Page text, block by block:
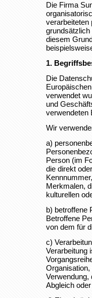
Die Firma
verarbeiteten
diesem
1.
Die
verwendet
und
verwendeten
Wir
a)
Person (im
die direkt
Merkmalen,
kulturellen
b) betroffene
Betroffene
von dem für
c)
Verarbeitung
Organisation,
Verwendung,
Abgleich